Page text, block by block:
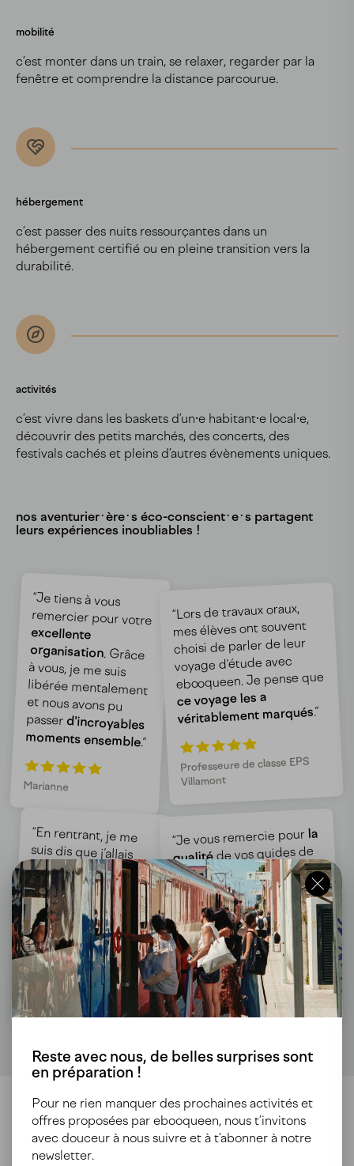
mobilité
c’est monter dans un train, se relaxer, regarder par la
fenêtre et comprendre la distance parcourue.
hébergement
c’est passer des nuits ressourçantes dans un
hébergement certifié ou en pleine transition vers la
durabilité.
activités
c’est vivre dans les baskets d’un⸱e habitant⸱e local⸱e,
découvrir des petits marchés, des concerts, des
festivals cachés et pleins d’autres évènements uniques.
nos aventurier·ère·s éco-conscient·e·s partagent
leurs expériences inoubliables !
“Je tiens à vous
remercier pour votre
excellente
organisation. Grâce
à vous, je me suis
libérée mentalement
et nous avons pu
passer d'incroyables
moments ensemble.”
Marianne
“Lors de travaux oraux,
mes élèves ont souvent
choisi de parler de leur
voyage d'étude avec
ebooqueen. Je pense que
ce voyage les a
véritablement marqués.”
Professeure de classe EPS
Villamont
“En rentrant, je me
suis dis que j’allais
recommander
ebooqueen autour
de moià toute ma
famille et mes amis,
car j’ai passé un
magnifique séjour
Tamara, voyageuse
“Je vous remercie pour la
qualitéde vos guides de
voyages pour les
professeurs. L’équipe
d’ebooqueen estréactive
et lacommunication est
efficace.”
Classe de secondaire de l’ECG
Ella-Maillart
Pourquoi
Reste avec nous, de belles surprises sont
en préparation !
Pour ne rien manquer des prochaines activités et
offres proposées par ebooqueen, nous t’invitons
avec douceur à nous suivre et à t’abonner à notre
newsletter.